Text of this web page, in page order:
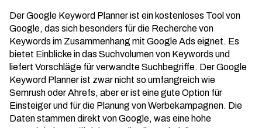
Der Google Keyword Planner ist ein kostenloses Tool von
Google, das sich besonders für die Recherche von
Keywords im Zusammenhang mit Google Ads eignet. Es
bietet Einblicke in das Suchvolumen von Keywords und
liefert Vorschläge für verwandte Suchbegriffe. Der Google
Keyword Planner ist zwar nicht so umfangreich wie
Semrush oder Ahrefs, aber er ist eine gute Option für
Einsteiger und für die Planung von Werbekampagnen. Die
Daten stammen direkt von Google, was eine hohe